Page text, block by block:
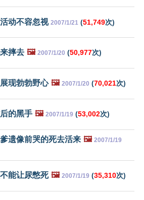
动不容忽视 2007/1/21 (51,749次)
摔去 🖼️ 2007/1/20 (50,977次)
现勃勃野心 🖼️ 2007/1/20 (70,021次)
的黑手 🖼️ 2007/1/19 (53,002次)
遗像前哭的死去活来 🖼️ 2007/1/19
能让尿憋死 🖼️ 2007/1/19 (35,310次)